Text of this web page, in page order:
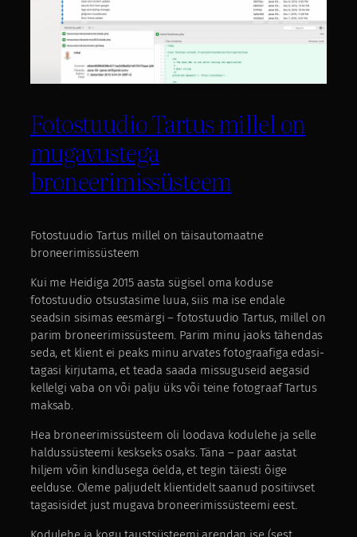
Fotostuudio Tartus millel on
mugavustega
broneerimissüsteem
Fotostuudio Tartus millel on täisautomaatne
broneerimissüsteem
Kui me Heidiga 2015 aasta sügisel oma koduse
fotostuudio otsustasime luua, siis ma ise endale
seadsin sisimas eesmärgi – fotostuudio Tartus, millel on
parim broneerimissüsteem. Parim minu jaoks tähendas
seda, et klient ei peaks minu arvates fotograafiga edasi-
tagasi kirjutama, et teada saada missuguseid aegasid
kellelgi vaba on või palju üks või teine fotograaf Tartus
maksab.
Hea broneerimissüsteem oli loodava kodulehe ja selle
haldussüsteemi keskseks osaks. Täna – paar aastat
hiljem võin kindlusega öelda, et tegin täiesti õige
eelduse. Oleme paljudelt klientidelt saanud positiivset
tagasisidet just mugava broneerimissüsteemi eest.